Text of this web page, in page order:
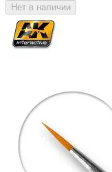
Нет в наличии